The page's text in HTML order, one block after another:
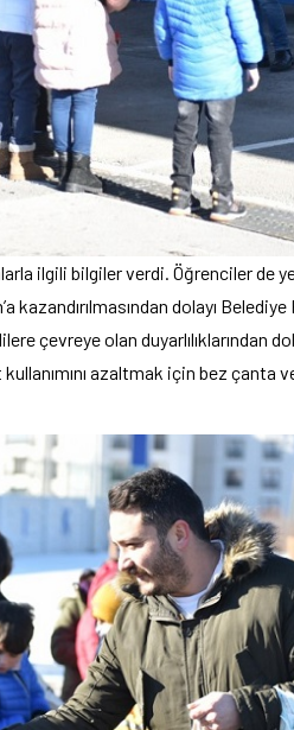
ilgili bilgiler verdi. Öğrenciler de
dolayı Belediye
çevreye olan duyarlılıklarından
azaltmak için bez çanta